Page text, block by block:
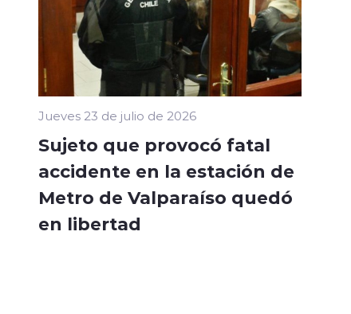
Jueves 23 de julio de 2026
Sujeto que provocó fatal
accidente en la estación de
Metro de Valparaíso quedó
en libertad